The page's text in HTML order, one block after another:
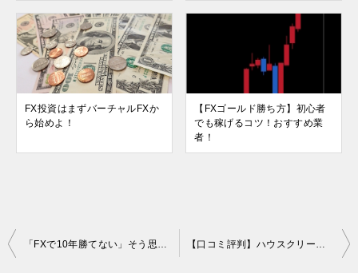
FX投資はまずバーチャルFXか
ら始めよ！
【FXゴールド勝ち方】初心者
でも稼げるコツ！おすすめ業
者！
投
「FXで10年勝てない」そう思う原因と対策方法！ 【口コミ評判】ハウスクリーニングのオン使ってみた感想！